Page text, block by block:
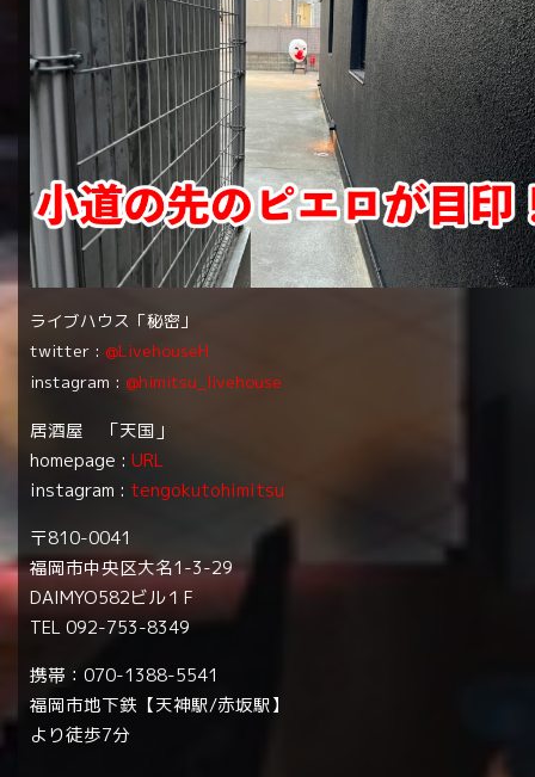
ライブハウス「秘密」
twitter : @LivehouseH
instagram : @himitsu_livehouse
居酒屋 「天国」
homepage : URL
instagram : tengokutohimitsu
〒810-0041
福岡市中央区大名1-3-29
DAIMYO582ビル１F
TEL 092-753-8349
携帯：070-1388-5541
福岡市地下鉄【天神駅/赤坂駅】
より徒歩7分